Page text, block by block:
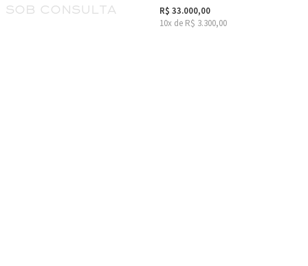
sob consulta
R$ 33.000,00
10x de R$ 3.300,00